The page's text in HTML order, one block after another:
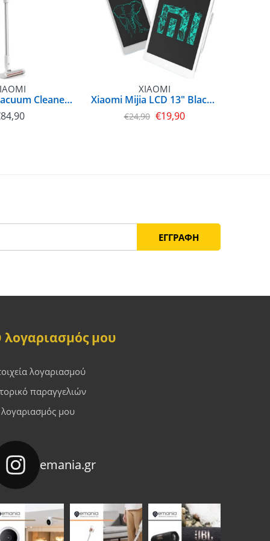
Xiaomi Mi Vacuum Cleaner Light | BHR4636GL
84,90
XIAOMI
Xiaomi Mijia LCD 13" Blackboard Writing Tablet | BHR4245GL
€24,90 €19,90
λογαριασμός μου
λογαριασμού
παραγγελιών
μου
emania.gr